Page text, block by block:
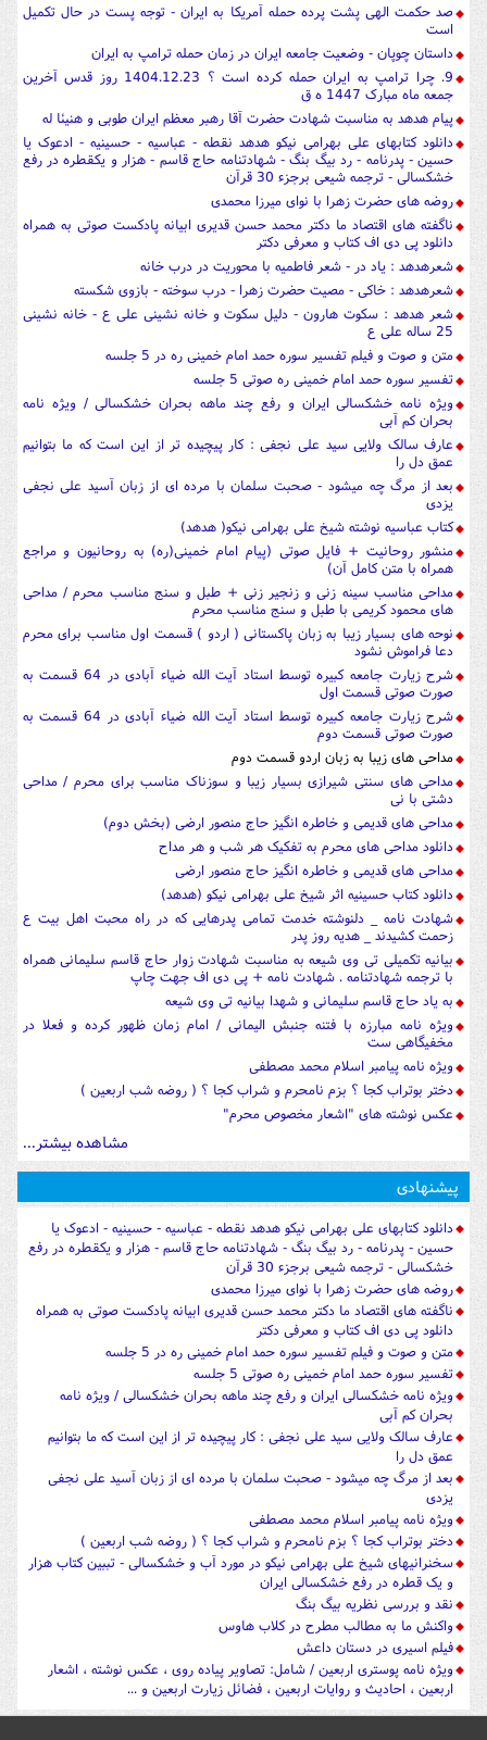
صد حکمت الهی پشت پرده حمله آمریکا به ایران - توجه پست در حال تکمیل
است
داستان چوپان - وضعیت جامعه ایران در زمان حمله ترامپ به ایران
9. چرا ترامپ به ایران حمله کرده است ؟ 1404.12.23 روز قدس آخرین
جمعه ماه مبارک 1447 ه ق
پیام هدهد به مناسبت شهادت حضرت آقا رهبر معظم ایران طوبی و هنیئا له
دانلود کتابهای علی بهرامی نیکو هدهد نقطه - عباسیه - حسینیه - ادعوک یا
حسین - پدرنامه - رد بیگ بنگ - شهادتنامه حاج قاسم - هزار و یکقطره در رفع
خشکسالی - ترجمه شیعی برجزء 30 قرآن
روضه های حضرت زهرا با نوای میرزا محمدی
ناگفته های اقتصاد ما دکتر محمد حسن قدیری ابیانه پادکست صوتی به همراه
دانلود پی دی اف کتاب و معرفی دکتر
شعرهدهد : یاد در - شعر فاطمیه با محوریت در درب خانه
شعرهدهد : خاکی - مصیت حضرت زهرا - درب سوخته - بازوی شکسته
شعر هدهد : سکوت هارون - دلیل سکوت و خانه نشینی علی ع - خانه نشینی
25 ساله علی ع
متن و صوت و فیلم تفسیر سوره حمد امام خمینی ره در 5 جلسه
تفسیر سوره حمد امام خمینی ره صوتی 5 جلسه
ویژه نامه خشکسالی ایران و رفع چند ماهه بحران خشکسالی / ویژه نامه
بحران کم آبی
عارف سالک ولایی سید علی نجفی : کار پیچیده تر از این است که ما بتوانیم
عمق دل را
بعد از مرگ چه میشود - صحبت سلمان با مرده ای از زبان آسید علی نجفی
یزدی
کتاب عباسیه نوشته شیخ علی بهرامی نیکو( هدهد)
منشور روحانیت + فایل صوتی (پیام امام خمینی(ره) به روحانیون و مراجع
همراه با متن کامل آن)
مداحی مناسب سینه زنی و زنجیر زنی + طبل و سنج مناسب محرم / مداحی
های محمود کریمی با طبل و سنج مناسب محرم
نوحه های بسیار زیبا به زبان پاکستانی ( اردو ) قسمت اول مناسب برای محرم
دعا فراموش نشود
شرح زیارت جامعه کبیره توسط استاد آیت الله ضیاء آبادی در 64 قسمت به
صورت صوتی قسمت اول
شرح زیارت جامعه کبیره توسط استاد آیت الله ضیاء آبادی در 64 قسمت به
صورت صوتی قسمت دوم
مداحی های زیبا به زبان اردو قسمت دوم
مداحی های سنتی شیرازی بسیار زیبا و سوزناک مناسب برای محرم / مداحی
دشتی با نی
مداحی های قدیمی و خاطره انگیز حاج منصور ارضی (بخش دوم)
دانلود مداحی های محرم به تفکیک هر شب و هر مداح
مداحی های قدیمی و خاطره انگیز حاج منصور ارضی
دانلود کتاب حسینیه اثر شیخ علی بهرامی نیکو (هدهد)
شهادت نامه _ دلنوشته خدمت تمامی پدرهایی که در راه محبت اهل بیت ع
زحمت کشیدند _ هدیه روز پدر
بیانیه تکمیلی تی وی شیعه به مناسبت شهادت زوار حاج قاسم سلیمانی همراه
با ترجمه شهادتنامه . شهادت نامه + پی دی اف جهت چاپ
به یاد حاج قاسم سلیمانی و شهدا بیانیه تی وی شیعه
ویژه نامه مبارزه با فتنه جنبش الیمانی / امام زمان ظهور کرده و فعلا در
مخفیگاهی ست
ویژه نامه پیامبر اسلام محمد مصطفی
دختر بوتراب کجا ؟ بزم نامحرم و شراب کجا ؟ ( روضه شب اربعین )
عکس نوشته های "اشعار مخصوص محرم"
مشاهده بیشتر...
پیشنهادی
دانلود کتابهای علی بهرامی نیکو هدهد نقطه - عباسیه - حسینیه - ادعوک یا
حسین - پدرنامه - رد بیگ بنگ - شهادتنامه حاج قاسم - هزار و یکقطره در رفع
خشکسالی - ترجمه شیعی برجزء 30 قرآن
روضه های حضرت زهرا با نوای میرزا محمدی
ناگفته های اقتصاد ما دکتر محمد حسن قدیری ابیانه پادکست صوتی به همراه
دانلود پی دی اف کتاب و معرفی دکتر
متن و صوت و فیلم تفسیر سوره حمد امام خمینی ره در 5 جلسه
تفسیر سوره حمد امام خمینی ره صوتی 5 جلسه
ویژه نامه خشکسالی ایران و رفع چند ماهه بحران خشکسالی / ویژه نامه
بحران کم آبی
عارف سالک ولایی سید علی نجفی : کار پیچیده تر از این است که ما بتوانیم
عمق دل را
بعد از مرگ چه میشود - صحبت سلمان با مرده ای از زبان آسید علی نجفی
یزدی
ویژه نامه پیامبر اسلام محمد مصطفی
دختر بوتراب کجا ؟ بزم نامحرم و شراب کجا ؟ ( روضه شب اربعین )
سخنرانیهای شیخ علی بهرامی نیکو در مورد آب و خشکسالی - تببین کتاب هزار
و یک قطره در رفع خشکسالی ایران
نقد و بررسی نظریه بیگ بنگ
واکنش ما به مطالب مطرح در کلاب هاوس
فیلم اسیری در دستان داعش
ویژه نامه پوستری اربعین / شامل: تصاویر پیاده روی ، عکس نوشته ، اشعار
اربعین ، احادیث و روایات اربعین ، فضائل زیارت اربعین و ...